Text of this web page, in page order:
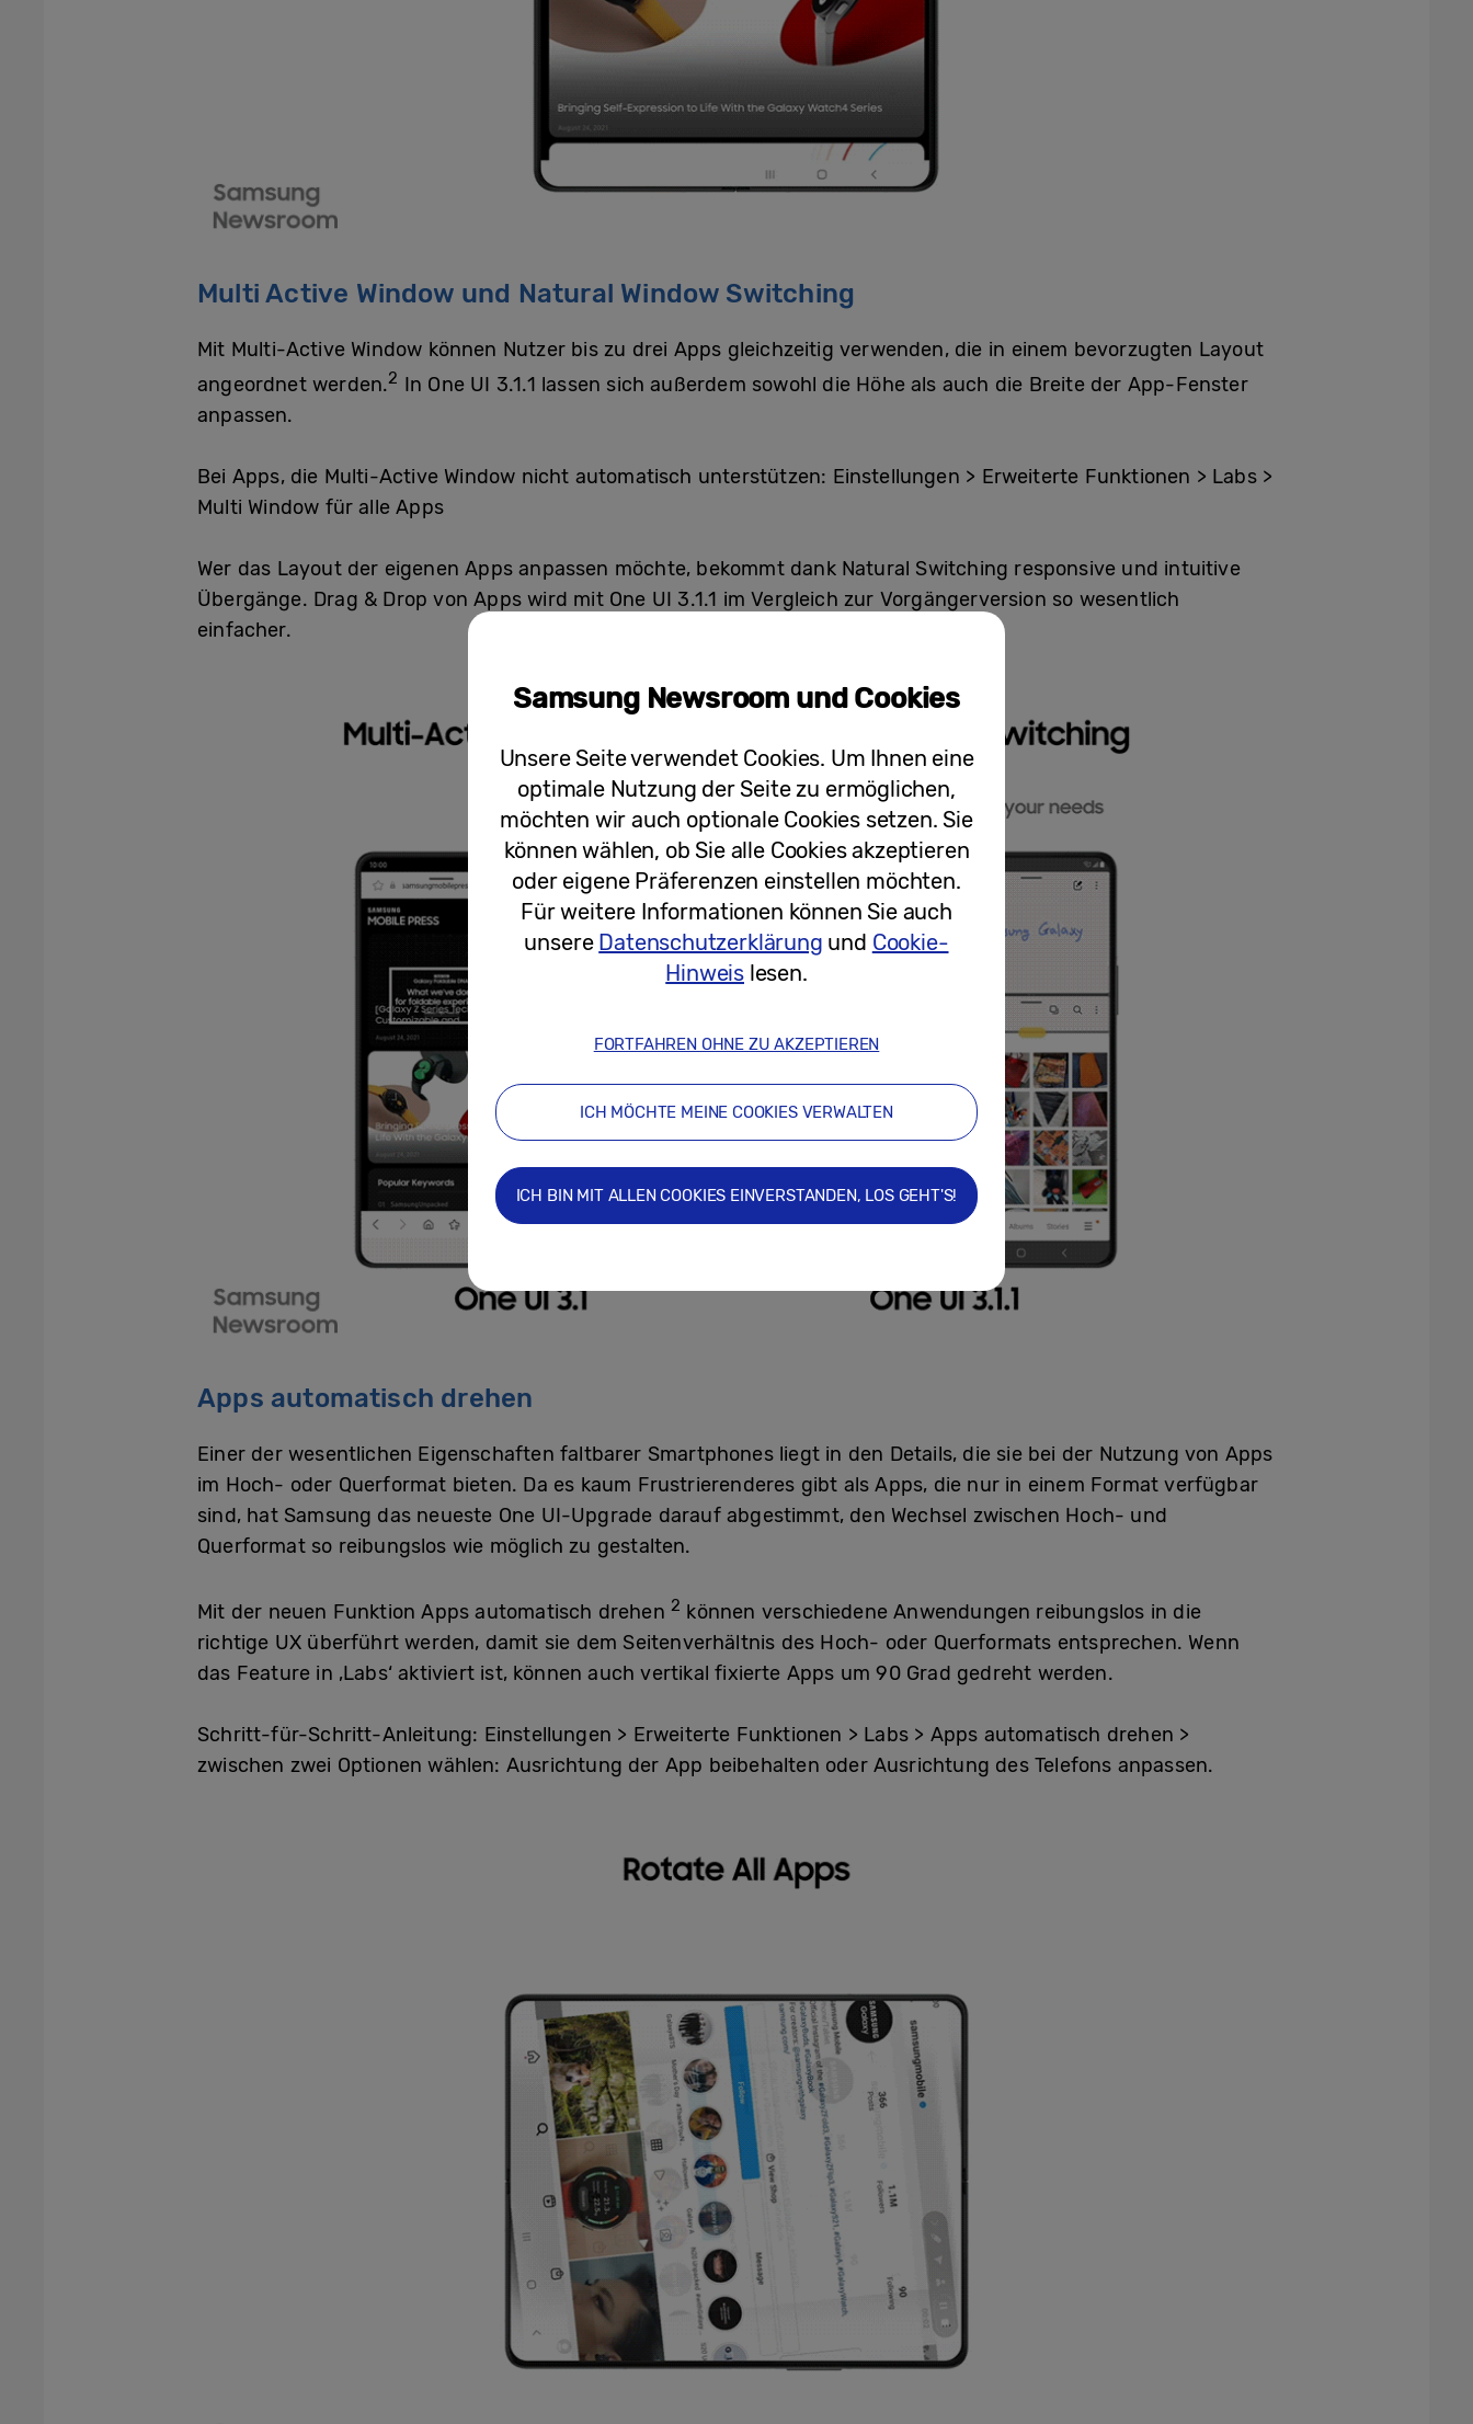
Multi Active Window und Natural Window Switching
Mit Multi-Active Window können Nutzer bis zu drei Apps gleichzeitig verwenden, die in einem bevorzugten Layout
angeordnet werden.2 In One UI 3.1.1 lassen sich außerdem sowohl die Höhe als auch die Breite der App-Fenster
anpassen.
Bei Apps, die Multi-Active Window nicht automatisch unterstützen: Einstellungen > Erweiterte Funktionen > Labs >
Multi Window für alle Apps
Wer das Layout der eigenen Apps anpassen möchte, bekommt dank Natural Switching responsive und intuitive
Übergänge. Drag & Drop von Apps wird mit One UI 3.1.1 im Vergleich zur Vorgängerversion so wesentlich
einfacher.
Apps automatisch drehen
Einer der wesentlichen Eigenschaften faltbarer Smartphones liegt in den Details, die sie bei der Nutzung von Apps
im Hoch- oder Querformat bieten. Da es kaum Frustrierenderes gibt als Apps, die nur in einem Format verfügbar
sind, hat Samsung das neueste One UI-Upgrade darauf abgestimmt, den Wechsel zwischen Hoch- und
Querformat so reibungslos wie möglich zu gestalten.
Mit der neuen Funktion Apps automatisch drehen 2 können verschiedene Anwendungen reibungslos in die
richtige UX überführt werden, damit sie dem Seitenverhältnis des Hoch- oder Querformats entsprechen. Wenn
das Feature in ‚Labs‘ aktiviert ist, können auch vertikal fixierte Apps um 90 Grad gedreht werden.
Schritt-für-Schritt-Anleitung: Einstellungen > Erweiterte Funktionen > Labs > Apps automatisch drehen >
zwischen zwei Optionen wählen: Ausrichtung der App beibehalten oder Ausrichtung des Telefons anpassen.
Samsung Newsroom und Cookies
Unsere Seite verwendet Cookies. Um Ihnen eine
optimale Nutzung der Seite zu ermöglichen,
möchten wir auch optionale Cookies setzen. Sie
können wählen, ob Sie alle Cookies akzeptieren
oder eigene Präferenzen einstellen möchten.
Für weitere Informationen können Sie auch
unsere Datenschutzerklärung und Cookie-
Hinweis lesen.
FORTFAHREN OHNE ZU AKZEPTIEREN
ICH MÖCHTE MEINE COOKIES VERWALTEN
ICH BIN MIT ALLEN COOKIES EINVERSTANDEN, LOS GEHT'S!